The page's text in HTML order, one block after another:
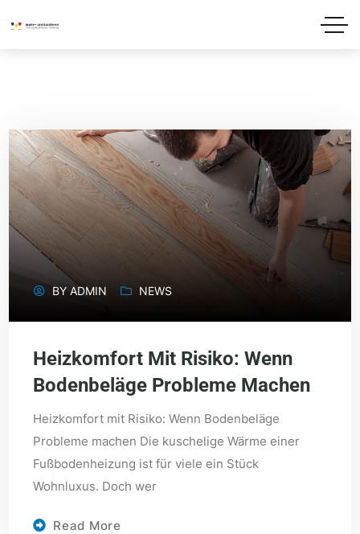
BYADMIN NEWS
Heizkomfort Mit Risiko: Wenn
Bodenbeläge Probleme Machen
Heizkomfort mit Risiko: Wenn Bodenbeläge
Probleme machen Die kuschelige Wärme einer
Fußbodenheizung ist für viele ein Stück
Wohnluxus. Doch wer
Read More